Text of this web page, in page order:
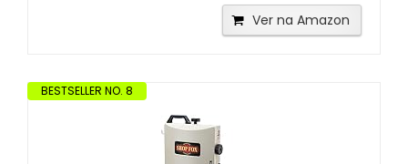
Ver na Amazon
BESTSELLER NO. 8